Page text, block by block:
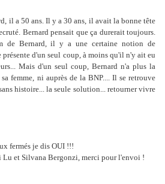
il a 50 ans. Il y a 30 ans, il avait la bonne tête
Bernard pensait que ça durerait toujours.
de Bernard, il y a une certaine notion de
présente d'un seul coup, à moins qu'il n'y ait eu
Mais d'un seul coup, Bernard n'a plus la
femme, ni auprès de la BNP.... Il se retrouve
histoire... la seule solution... retourner vivre
fermés je dis OUI !!!
Lu et Silvana Bergonzi, merci pour l'envoi !